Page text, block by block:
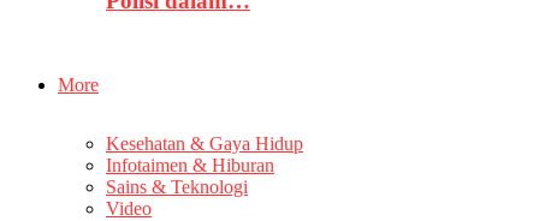
More
Kesehatan & Gaya Hidup
Infotaimen & Hiburan
Sains & Teknologi
Video